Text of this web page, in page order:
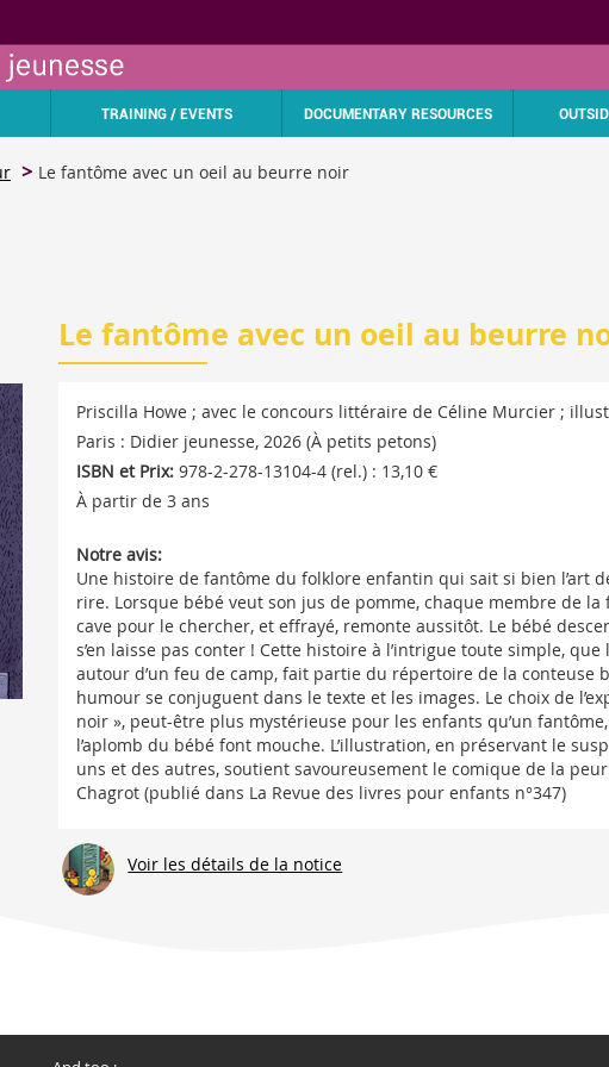
TRAINING / EVENTS DOCUMENTARY RESOURCES
Le fantôme avec un oeil au beurre noir
Le fantôme avec un oeil au beurre
Priscilla Howe ; avec le concours littéraire de Céline Murcier ;
Paris : Didier jeunesse, 2026 (À petits petons)
ISBN et Prix: 978-2-278-13104-4 (rel.) : 13,10 €
À partir de 3 ans
Notre avis:
Une histoire de fantôme du folklore enfantin qui sait si bien l’art
rire. Lorsque bébé veut son jus de pomme, chaque membre de la
cave pour le chercher, et effrayé, remonte aussitôt. Le bébé
s’en laisse pas conter ! Cette histoire à l’intrigue toute simple,
autour d’un feu de camp, fait partie du répertoire de la conteuse
humour se conjuguent dans le texte et les images. Le choix de
noir », peut-être plus mystérieuse pour les enfants qu’un
l’aplomb du bébé font mouche. L’illustration, en préservant le
uns et des autres, soutient savoureusement le comique de la
Chagrot (publié dans La Revue des livres pour enfants n°347)
Voir les détails de la notice